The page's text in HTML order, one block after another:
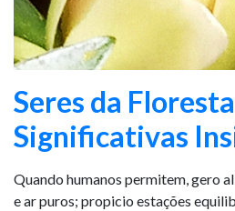
Seres da
Significativas
Quando humanos permitem, gero
e ar puros; propicio estações